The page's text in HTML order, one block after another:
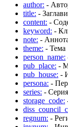
author: -
title: -
content: -
keyword: -
note: -
theme: - Тема
person_name:
pub_place: -
pub_house: -
persona: -
series: - Серия
storage_code:
regnum: -